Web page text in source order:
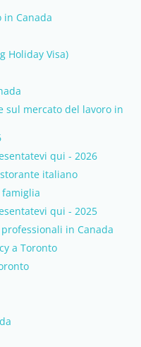
Canada
Holiday Visa)
sul mercato del lavoro in
qui - 2026
italiano
qui - 2025
in Canada
a Toronto